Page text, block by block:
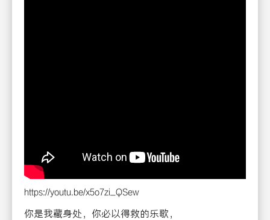
https://youtu.be/x5o7zi_QSew
你是我藏身处，你必以得救的乐歌，